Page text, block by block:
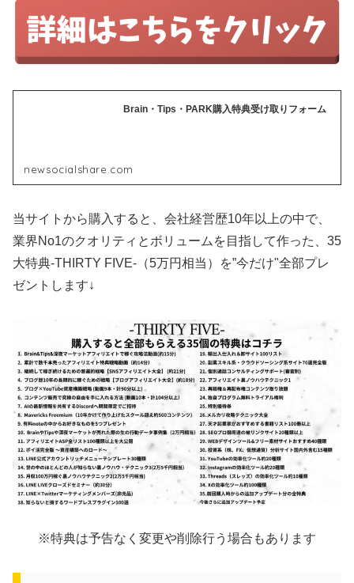
Brain・Tips・PARK購入特典受け取りフォーム
newsocialshare.com
当サイトから購入すると、会社経営歴10年以上の中で、
業界No1のクオリティとボリュームを目指して作った、35
大特典-THIRTY FIVE-（5万円相当）を”今だけ"全部プレ
ゼントします↓
※特典は予告なく変更や削除行う場合もあります